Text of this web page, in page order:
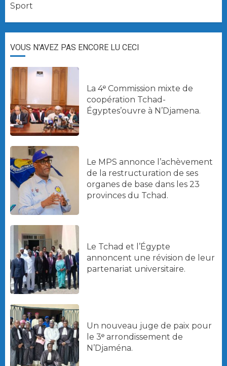
Sport
VOUS N'AVEZ PAS ENCORE LU CECI
La 4ᵉ Commission mixte de
coopération Tchad-
Égyptes’ouvre à N’Djamena.
Le MPS annonce l’achèvement
de la restructuration de ses
organes de base dans les 23
provinces du Tchad.
Le Tchad et l’Égypte
annoncent une révision de leur
partenariat universitaire.
Un nouveau juge de paix pour
le 3ᵉ arrondissement de
N’Djaména.